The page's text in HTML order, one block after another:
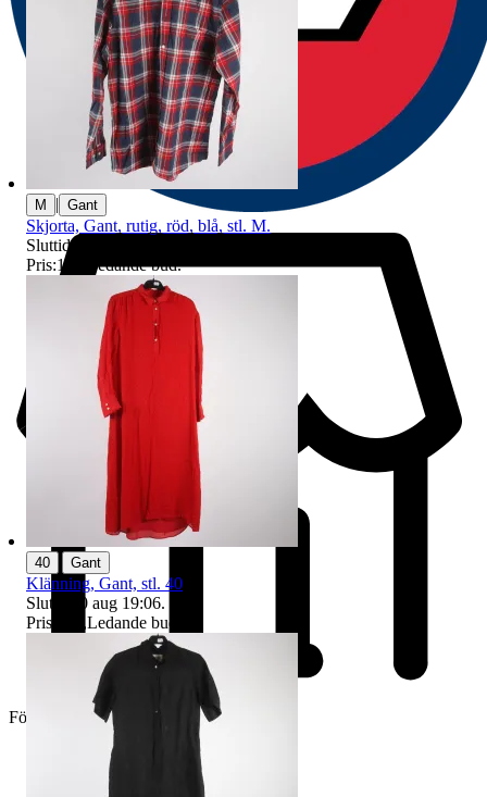
Företag
M | Gant
Skjorta, Gant, rutig, röd, blå, stl. M.
Sluttid9 aug 21:23
Pris:1 kr Ledande bud.
40 Gant
Klänning, Gant, stl. 40
Sluttid
10 aug 19:06.
Pris:
,Ledande bud